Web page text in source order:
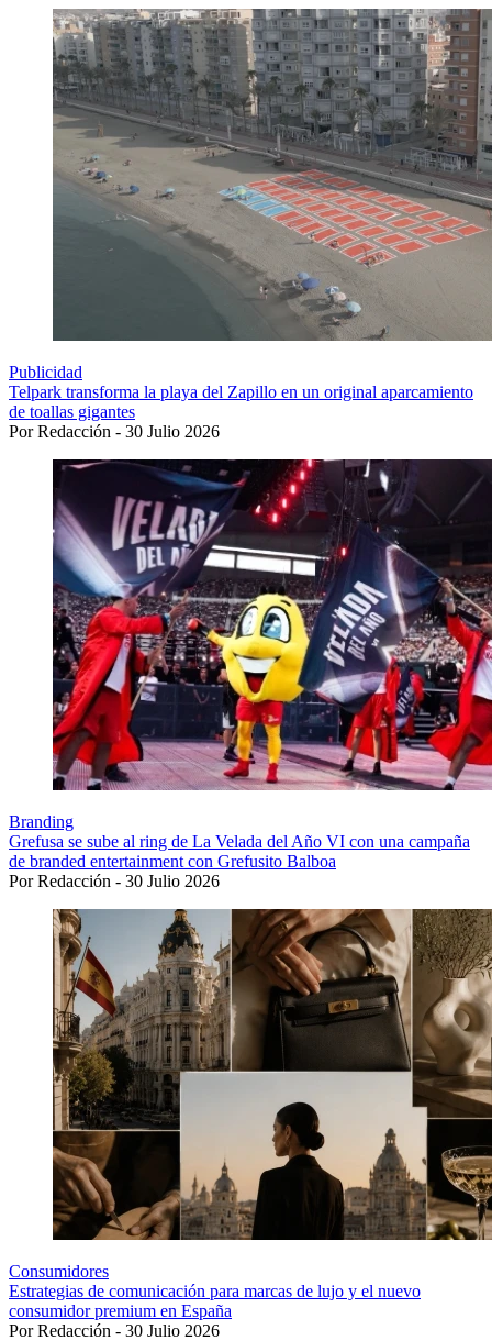
Publicidad
Telpark transforma la playa del Zapillo en un original aparcamiento
de toallas gigantes
Por Redacción - 30 Julio 2026
Branding
Grefusa se sube al ring de La Velada del Año VI con una campaña
de branded entertainment con Grefusito Balboa
Por Redacción - 30 Julio 2026
Consumidores
Estrategias de comunicación para marcas de lujo y el nuevo
consumidor premium en España
Por Redacción - 30 Julio 2026